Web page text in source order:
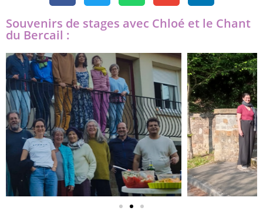
Souvenirs de stages avec Chloé et le Chant
du Bercail :